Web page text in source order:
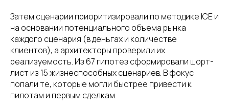
Затем сценарии приоритизировали по методике ICE и
на основании потенциального объема рынка
каждого сценария (в деньгах и количестве
клиентов), а архитекторы проверили их
реализуемость. Из 67 гипотез сформировали шорт-
лист из 15 жизнеспособных сценариев. В фокус
попали те, которые могли быстрее привести к
пилотам и первым сделкам.